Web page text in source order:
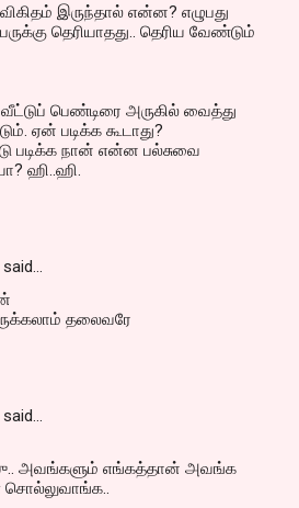
இருந்தால் என்ன? எழுபது
தெரியாதது.. தெரிய வேண்டும்
பெண்டிரை அருகில் வைத்து
ஏன் படிக்க கூடாது?
படிக்க நான் என்ன பல்சுவை
ஹி..ஹி.
said…
தலைவரே
said…
அவங்களும் எங்கத்தான் அவங்க
சொல்லுவாங்க..